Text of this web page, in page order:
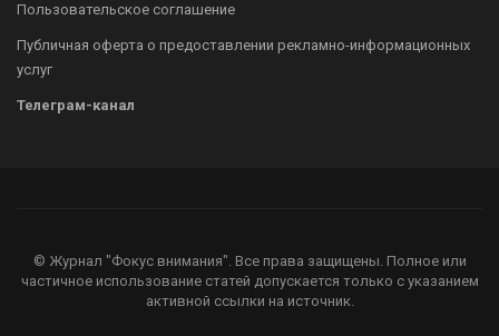
Пользовательское соглашение
Публичная оферта о предоставлении рекламно-информационных
услуг
Телеграм-канал
© Журнал "Фокус внимания". Все права защищены. Полное или
частичное использование статей допускается только с указанием
активной ссылки на источник.